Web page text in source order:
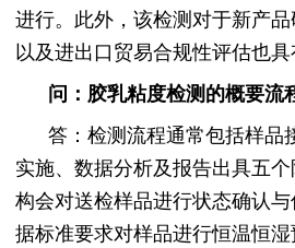
进行。此外，该检测对于新产
以及进出口贸易合规性评估也具
问：胶乳粘度检测的概要流
答：检测流程通常包括样品
实施、数据分析及报告出具五
构会对送检样品进行状态确认
据标准要求对样品进行恒温恒